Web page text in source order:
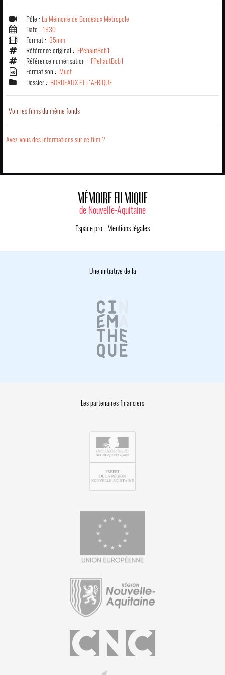
Pôle : La Mémoire de Bordeaux Métropole
Date : 1930
Format : 35mm
Référence original : FPehautBob1
Référence numérisation : FPehautBob1
Format son : Muet
Dossier : BORDEAUX ET L'AFRIQUE
Voir les films du même fonds
Avez-vous des informations sur ce film ?
MÉMOIRE FILMIQUE
de Nouvelle-Aquitaine
Espace pro- Mentions légales
Une initiative de la
Les partenaires financiers